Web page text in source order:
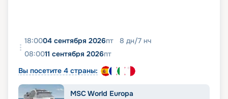
18:0004 сентября 2026пт 8 дн/7 нч
08:0011 сентября 2026пт
Вы посетите 4 страны:
MSC World Europa